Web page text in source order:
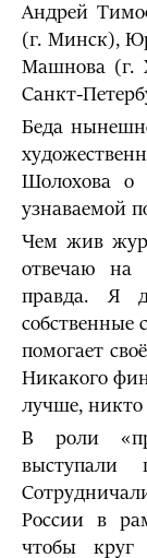
Андрей
(г. Минск),
Машнова (г.
Санкт-
Беда
Шолохова о
узнаваемой
Чем жив
отвечаю на
правда. Я
помогает
Никакого
лучше, никто
В роли
выступали
России в
чтобы круг